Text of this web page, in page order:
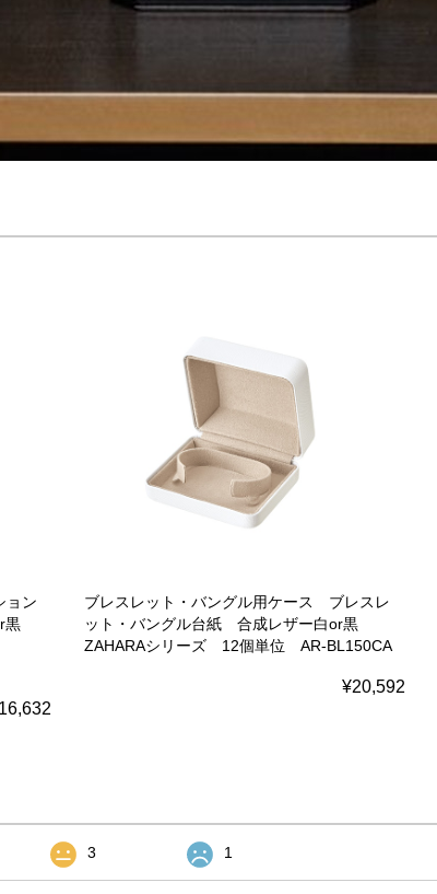
ョン
黒
ブレスレット・バングル用ケース ブレスレ
ット・バングル台紙 合成レザー白or黒
ZAHARAシリーズ 12個単位 AR-BL150CA
¥20,592
3 1